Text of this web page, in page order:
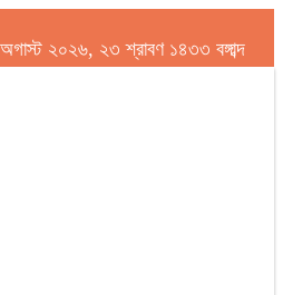
২০২৬, ২৩ শ্রাবণ ১৪৩৩ বঙ্গাব্দ